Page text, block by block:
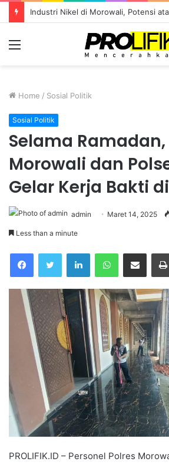
Menu
Home / Sosial Politik
Sosial Politik
Selama Ramadan,
Morowali dan
Gelar Kerja Bakti
admin Maret 14, 2025
Less than a minute
FacebookTwitter LinkedInWhatsAppShare via Email
PROLIFIK.ID – Personel Polres